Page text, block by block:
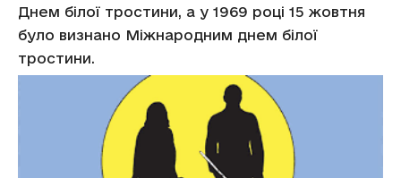
Днем білої тростини, а у 1969 році 15 жовтня
було визнано Міжнародним днем білої
тростини.